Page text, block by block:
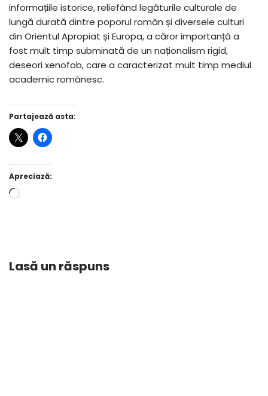
informațiile istorice, reliefând legăturile culturale de
lungă durată dintre poporul român și diversele culturi
din Orientul Apropiat și Europa, a căror importanță a
fost mult timp subminată de un naționalism rigid,
deseori xenofob, care a caracterizat mult timp mediul
academic românesc.
Partajează asta:
Apreciază:
Lasă un răspuns